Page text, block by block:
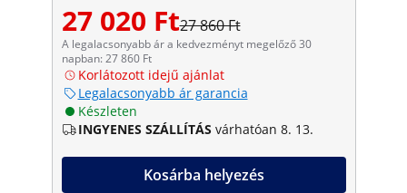
27 020 Ft27 860 Ft
A legalacsonyabb ár a kedvezményt megelőző 30
napban: 27 860 Ft
Korlátozott idejű ajánlat
Legalacsonyabb ár garancia
Készleten
INGYENES SZÁLLÍTÁS várhatóan 8. 13.
Kosárba helyezés